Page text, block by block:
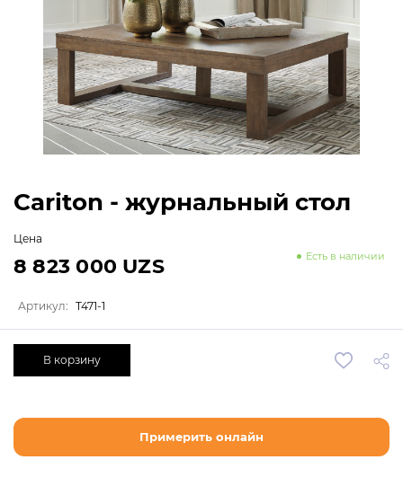
Примерить онлайн
Cariton - журнальный стол
Цена
Есть в наличии
8 823 000 UZS
Артикул: T471-1
В корзину